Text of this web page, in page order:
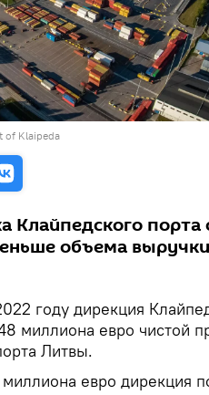
of Klaipeda
Клайпедского порта
объема
году дирекция
миллиона евро чистой
Литвы.
евро дирекция